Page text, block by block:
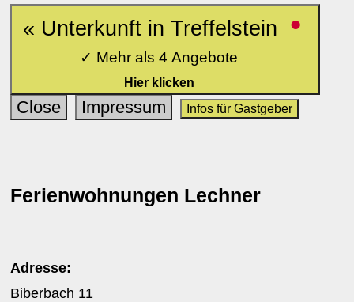
« Unterkunft in Treffelstein •
✓ Mehr als 4 Angebote
Hier klicken
Close Impressum Infos für Gastgeber
Ferienwohnungen Lechner
Adresse:
Biberbach 11